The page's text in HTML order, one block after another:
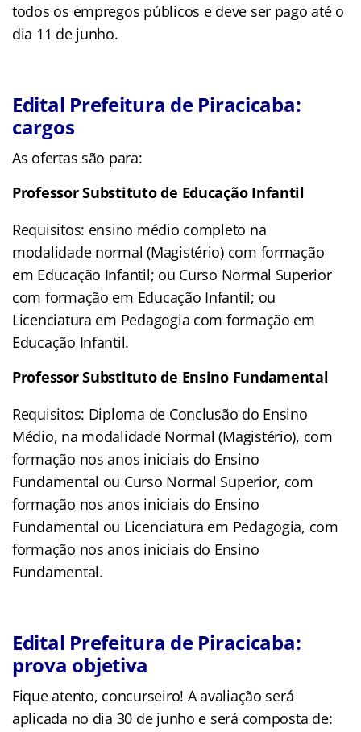
todos os empregos públicos e deve ser pago até o
dia 11 de junho.
Edital Prefeitura de Piracicaba:
cargos
As ofertas são para:
Professor Substituto de Educação Infantil
Requisitos: ensino médio completo na
modalidade normal (Magistério) com formação
em Educação Infantil; ou Curso Normal Superior
com formação em Educação Infantil; ou
Licenciatura em Pedagogia com formação em
Educação Infantil.
Professor Substituto de Ensino Fundamental
Requisitos: Diploma de Conclusão do Ensino
Médio, na modalidade Normal (Magistério), com
formação nos anos iniciais do Ensino
Fundamental ou Curso Normal Superior, com
formação nos anos iniciais do Ensino
Fundamental ou Licenciatura em Pedagogia, com
formação nos anos iniciais do Ensino
Fundamental.
Edital Prefeitura de Piracicaba:
prova objetiva
Fique atento, concurseiro! A avaliação será
aplicada no dia 30 de junho e será composta de: